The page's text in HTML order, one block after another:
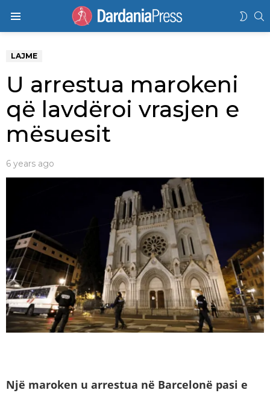
LAJME
U arrestua marokeni
që lavdëroi vrasjen e
mësuesit
6 years ago
Një maroken u arrestua në Barcelonë pasi e